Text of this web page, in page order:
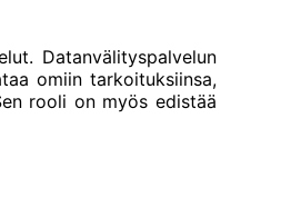
Datanvälityspalvelun
omiin tarkoituksiinsa,
rooli on myös edistää